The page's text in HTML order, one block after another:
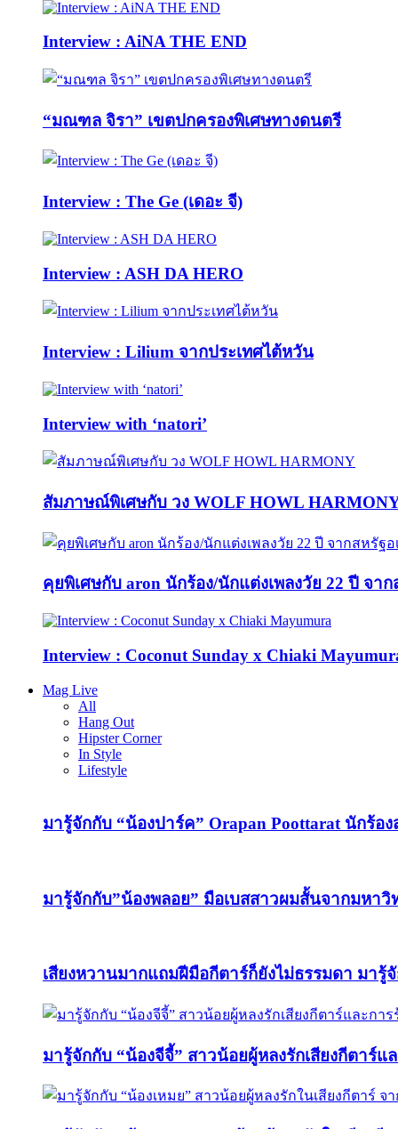
Interview : AiNA THE END
“มณฑล จิรา” เขตปกครองพิเศษทางดนตรี
Interview : The Ge (เดอะ จี)
Interview : ASH DA HERO
Interview : Lilium จากประเทศไต้หวัน
Interview with ‘natori’
สัมภาษณ์พิเศษกับ วง WOLF HOWL
คุยพิเศษกับ aron นักร้อง/นักแต่งเพลงวัย 22 ปี จาก
Interview : Coconut Sunday x Chiaki
Mag Live
All
Hang Out
Hipster Corner
In Style
Lifestyle
มารู้จักกับ “น้องปาร์ค” Orapan Poottarat นักร้อ
มารู้จักกับ”น้องพลอย” มือเบสสาวผมสั้นจากมหา
เสียงหวานมากแถมฝีมือกีตาร์ก็ยังไม่ธรรมดา มา
มารู้จักกับ “น้องจีจี้” สาวน้อยผู้หลงรักเสียงกีตาร์แ